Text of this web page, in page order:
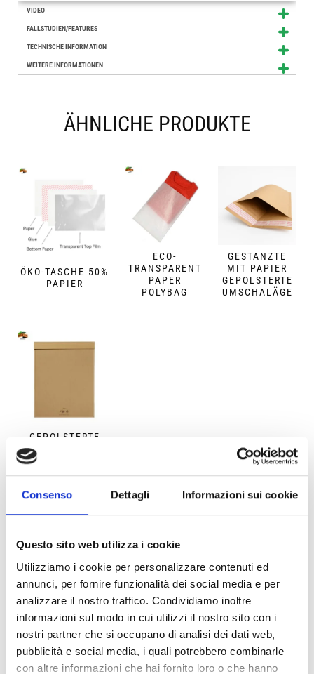
Consenso Dettagli Informazioni sui cookie
Questo sito web utilizza i cookie
Utilizziamo i cookie per personalizzare contenuti ed
annunci, per fornire funzionalità dei social media e per
analizzare il nostro traffico. Condividiamo inoltre
informazioni sul modo in cui utilizzi il nostro sito con i
nostri partner che si occupano di analisi dei dati web,
pubblicità e social media, i quali potrebbero combinarle
con altre informazioni che hai fornito loro o che hanno
VIDEO
FALLSTUDIEN/FEATURES
TECHNISCHE INFORMATION
WEITERE INFORMATIONEN
ÄHNLICHE PRODUKTE
ÖKO-TASCHE 50%
PAPIER
ECO-
TRANSPARENT
PAPER
POLYBAG
GESTANZTE
MIT PAPIER
GEPOLSTERTE
UMSCHALÄGE
GEPOLSTERTE
BRIEFUMSCHLÄGE
MIT WELLPAPPE
Frequently Asked Questions – BOTTA
EcoPackaging
Bieten Sie Angebote für nachhaltige Verpackungen gemäß EXW-, DAP- oder DDP-
Konditionen an?